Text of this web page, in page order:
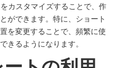
カスタマイズすることで、作
ができます。特に、ショート
を変更することで、頻繁に使
きるようになります。